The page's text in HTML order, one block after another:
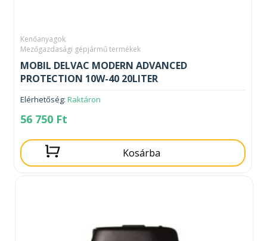
Kenőanyagok
Mezőgazdasági gépjármű termékek
MOBIL DELVAC MODERN ADVANCED
PROTECTION 10W-40 20LITER
Elérhetőség: Raktáron
56 750 Ft
Kosárba